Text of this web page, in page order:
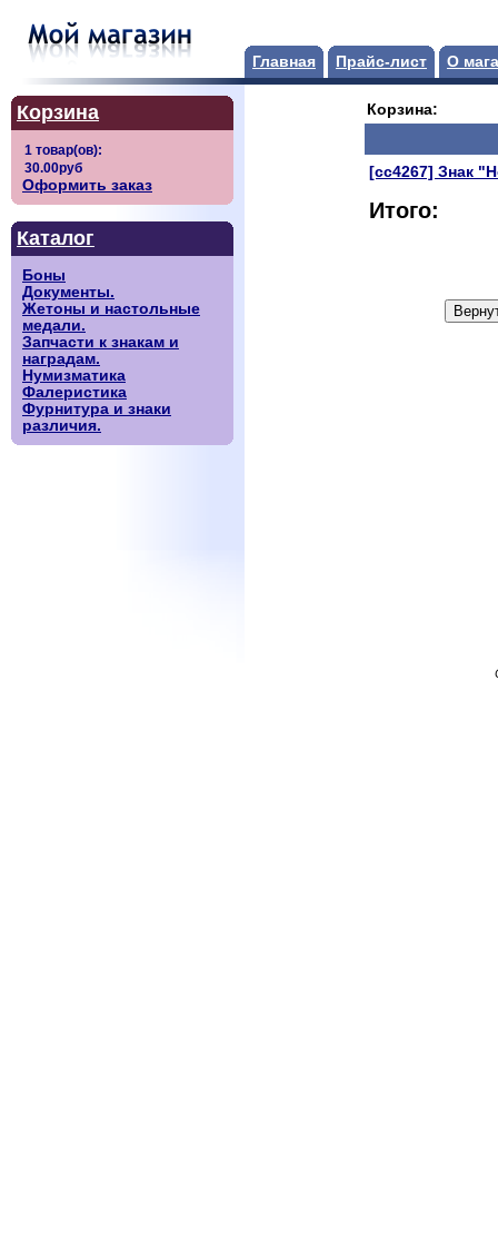
Главная Прайс-лист О
Корзина
Оформить заказ
Каталог
Боны
Документы.
Жетоны и настольные
медали.
Запчасти к знакам и
наградам.
Нумизматика
Фалеристика
Фурнитура и знаки
различия.
Корзина:
[сс4267] Знак
Итого: